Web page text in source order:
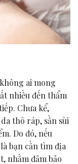
ai mong
nhiều đến thẩm
Chưa kể,
thô ráp, sần sùi
Do đó, nếu
bạn cần tìm địa
nhằm đảm bảo